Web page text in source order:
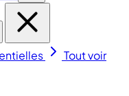
Tout voir